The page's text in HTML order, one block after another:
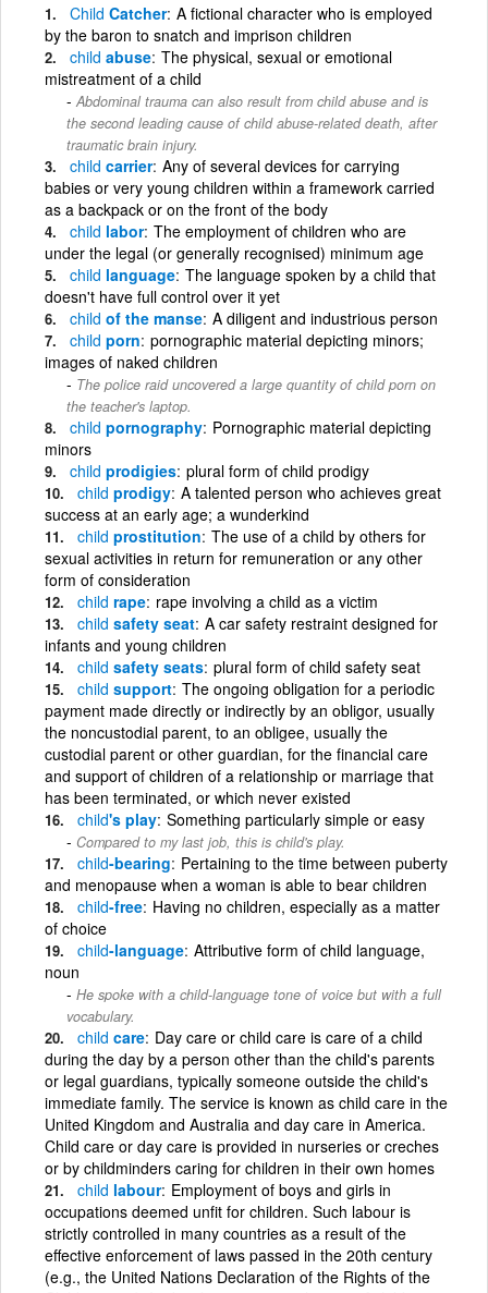
Child Catcher A fictional character who is employed
by the baron to snatch and imprison children
child abuse The physical, sexual or emotional
mistreatment of a child
Abdominal trauma can also result from child abuse and is
the second leading cause of child abuse-related death, after
traumatic brain injury.
child carrier Any of several devices for carrying
babies or very young children within a framework carried
as a backpack or on the front of the body
child labor The employment of children who are
under the legal (or generally recognised) minimum age
child language The language spoken by a child that
doesn't have full control over it yet
child of the manse A diligent and industrious person
child porn pornographic material depicting minors;
images of naked children
The police raid uncovered a large quantity of child porn on
the teacher's laptop.
child pornography Pornographic material depicting
minors
child prodigies plural form of child prodigy
child prodigy A talented person who achieves great
success at an early age; a wunderkind
child prostitution The use of a child by others for
sexual activities in return for remuneration or any other
form of consideration
child rape rape involving a child as a victim
child safety seat A car safety restraint designed for
infants and young children
child safety seats plural form of child safety seat
child support The ongoing obligation for a periodic
payment made directly or indirectly by an obligor, usually
the noncustodial parent, to an obligee, usually the
custodial parent or other guardian, for the financial care
and support of children of a relationship or marriage that
has been terminated, or which never existed
child's play Something particularly simple or easy
Compared to my last job, this is child's play.
child-bearing Pertaining to the time between puberty
and menopause when a woman is able to bear children
child-free Having no children, especially as a matter
of choice
child-language Attributive form of child language,
noun
He spoke with a child-language tone of voice but with a full
vocabulary.
child care Day care or child care is care of a child
during the day by a person other than the child's parents
or legal guardians, typically someone outside the child's
immediate family. The service is known as child care in the
United Kingdom and Australia and day care in America.
Child care or day care is provided in nurseries or creches
or by childminders caring for children in their own homes
child labour Employment of boys and girls in
occupations deemed unfit for children. Such labour is
strictly controlled in many countries as a result of the
effective enforcement of laws passed in the 20th century
(e.g., the United Nations Declaration of the Rights of the